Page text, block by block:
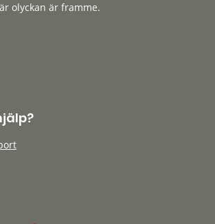
olyckan är framme.